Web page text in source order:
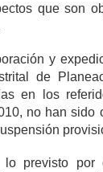
que son
y
de
en los
no han sido
lo previsto